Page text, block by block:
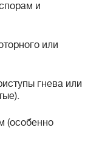
и
или
гнева или
(особенно